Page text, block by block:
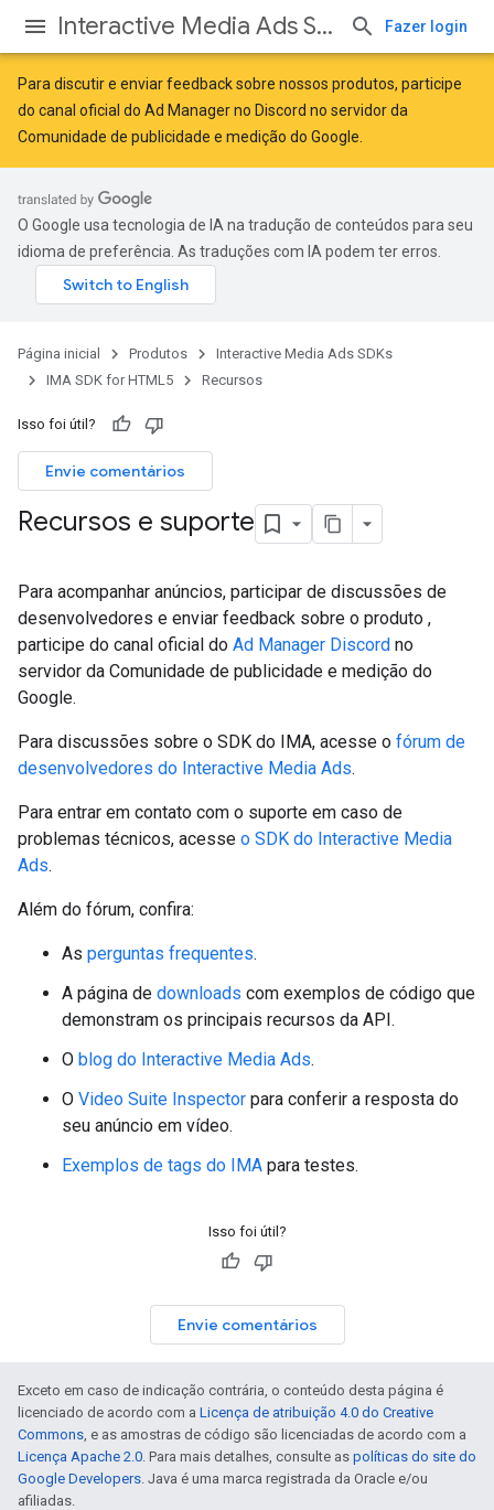
Interactive Media Ads SDKs Fazer login
Para discutir e enviar feedback sobre nossos produtos, participe
do canal oficial do Ad Manager no Discord no servidor da
Comunidade de publicidade e medição do Google
O Google usa tecnologia de IA na tradução de conteúdos para seu
idioma de preferência. As traduções com IA podem ter erros.
Página inicial Produtos
Interactive Media Ads SDKs
IMA SDK for HTML5
Recursos
Isso foi útil?
Envie comentários
Recursos e suporte
Para acompanhar anúncios, participar de discussões de
desenvolvedores e enviar feedback sobre o produto ,
participe do canal oficial do Ad Manager Discord no
servidor da Comunidade de publicidade e medição do
Google.
Para discussões sobre o SDK do IMA, acesse o fórum de
desenvolvedores do Interactive Media Ads.
Para entrar em contato com o suporte em caso de
problemas técnicos, acesse o SDK do Interactive Media
Ads.
Além do fórum, confira:
As perguntas frequentes.
A página de downloads com exemplos de código que
demonstram os principais recursos da API.
O blog do Interactive Media Ads.
O Video Suite Inspector para conferir a resposta do
seu anúncio em vídeo.
Exemplos de tags do IMA para testes.
Isso foi útil?
Envie comentários
Exceto em caso de indicação contrária, o conteúdo desta página é
licenciado de acordo com a Licença de atribuição 4.0 do Creative
Commons, e as amostras de código são licenciadas de acordo com a
Licença Apache 2.0. Para mais detalhes, consulte as políticas do site do
Google Developers. Java é uma marca registrada da Oracle e/ou
afiliadas.